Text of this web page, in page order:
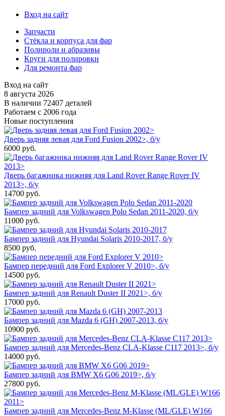
Вход на сайт
Запчасти
Стёкла и корпуса для фар
Полироли и абразивы
Круги для полировки
Для ремонта фар
Вход на сайт
8 августа 2026
В наличии 72407 деталей
Работаем с 2006 года
Новые поступления
Дверь задняя левая для Ford Fusion 2002>, б/у
6000 руб.
Дверь багажника нижняя для Land Rover Range Rover IV
2013>, б/у
14700 руб.
Бампер задний для Volkswagen Polo Sedan 2011-2020, б/у
11000 руб.
Бампер задний для Hyundai Solaris 2010-2017, б/у
8500 руб.
Бампер передний для Ford Explorer V 2010>, б/у
14500 руб.
Бампер задний для Renault Duster II 2021>, б/у
17000 руб.
Бампер задний для Mazda 6 (GH) 2007-2013, б/у
10900 руб.
Бампер задний для Mercedes-Benz CLA-Klasse C117 2013>, б/у
14000 руб.
Бампер задний для BMW X6 G06 2019>, б/у
27800 руб.
Бампер задний для Mercedes-Benz M-Klasse (ML/GLE) W166